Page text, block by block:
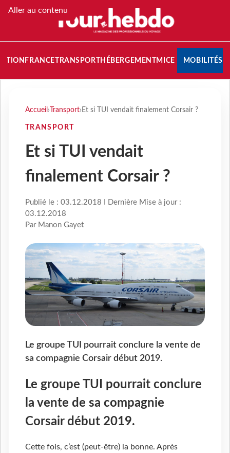
Aller au contenu
FRANCETRANSPORT HÉBERGEMENTMICE MOBILITÉS
Accueil › Transport› Et si TUI vendait finalement Corsair ?
TRANSPORT
Et si TUI vendait
finalement Corsair ?
Publié le : 03.12.2018 I Dernière Mise à jour :
03.12.2018
Par Manon Gayet
Le groupe TUI pourrait conclure la vente de
sa compagnie Corsair début 2019.
Le groupe TUI pourrait conclure
la vente de sa compagnie
Corsair début 2019.
Cette fois, c’est (peut-être) la bonne. Après